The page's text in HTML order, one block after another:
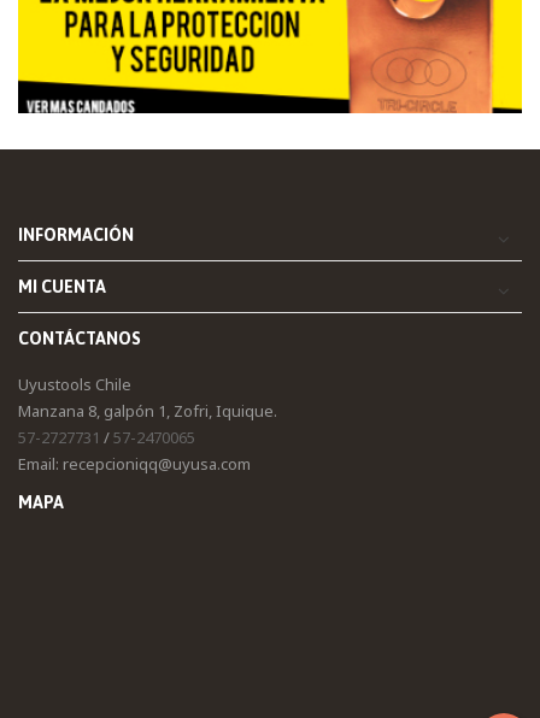
INFORMACIÓN
MI CUENTA
CONTÁCTANOS
Uyustools Chile
Manzana 8, galpón 1, Zofri, Iquique.
57-2727731 /57-2470065
Email: recepcioniqq@uyusa.com
MAPA